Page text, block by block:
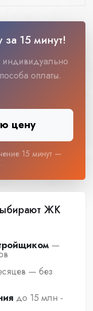
за 15 минут!
индивидуально
оплаты.
цену
15 минут —
ЖК
—
— без
до 15 млн -